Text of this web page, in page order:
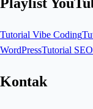
Tutorial Vibe Coding
WordPressTutorial
Kontak